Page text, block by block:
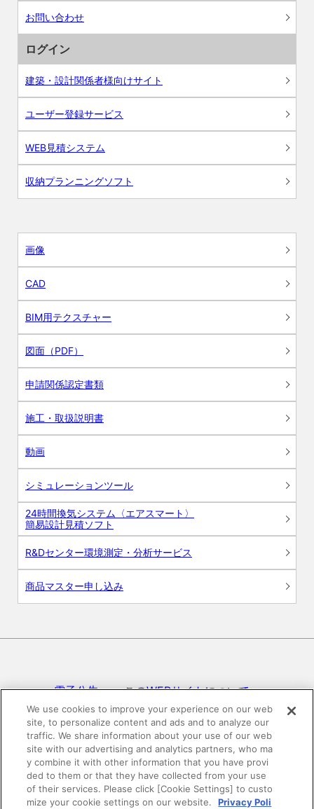
お問い合わせ
ログイン
建築・設計関係者様向けサイト
ユーザー登録サービス
WEB見積システム
収納プランニングソフト
画像
CAD
BIM用テクスチャー
図面（PDF）
申請関係認定書類
施工・取扱説明書
動画
シミュレーションツール
24時間換気システム〈エアスマート〉
簡易設計見積ソフト
R&Dセンター環境測定・分析サービス
商品マスター申し込み
電子公告 このWEBサイトについて
プライバシーポリシー
SNSコミュニティガイドライン サイトマップ
©DAIKEN Corporation All Rights Reserved.
We use cookies to improve your experience on our web
site, to personalize content and ads and to analyze our
traffic. We share information about your use of our web
site with our advertising and analytics partners, who ma
y combine it with other information that you have provi
ded to them or that they have collected from your use
of their services. Please click [Cookie Settings] to custo
mize your cookie settings on our website.
Privacy Poli